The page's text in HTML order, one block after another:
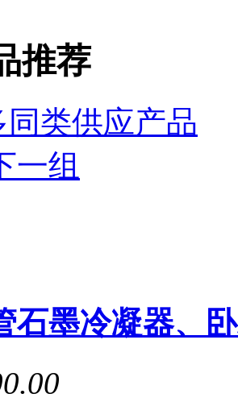
推荐
类供应产品
一组
石墨冷凝器、